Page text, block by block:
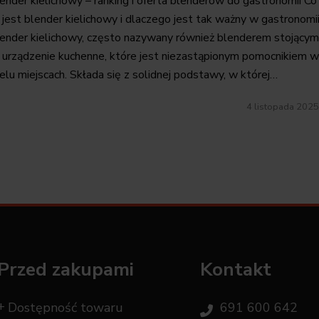
blender kielichowy i dlaczego jest tak ważny w
kielichowy, często nazywany również blenderem
kuchenne, które jest niezastąpionym pomocnikiem w
miejscach. Składa się z solidnej podstawy, w której…
4 listopada 2025
zakupami
Dostępność towaru
Kontakt
691 600 642